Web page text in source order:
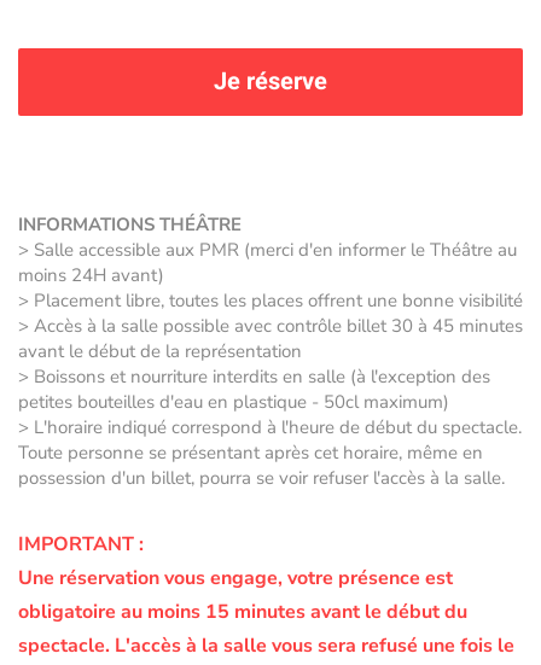
Je réserve
INFORMATIONS THÉÂTRE
> Salle accessible aux PMR (merci d'en informer le Théâtre au
moins 24H avant)
> Placement libre, toutes les places offrent une bonne visibilité
> Accès à la salle possible avec contrôle billet 30 à 45 minutes
avant le début de la représentation
> Boissons et nourriture interdits en salle (à l'exception des
petites bouteilles d'eau en plastique - 50cl maximum)
> L'horaire indiqué correspond à l'heure de début du spectacle.
Toute personne se présentant après cet horaire, même en
possession d'un billet, pourra se voir refuser l'accès à la salle.
IMPORTANT :
Une réservation vous engage, votre présence est
obligatoire au moins 15 minutes avant le début du
spectacle. L'accès à la salle vous sera refusé une fois le